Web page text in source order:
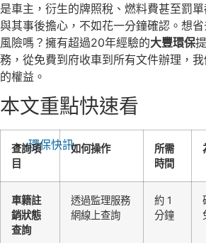
環保快訊
是車主，衍生的牌照稅、燃料費甚至罰
與其事後擔心，不如花一分鐘確認。想
風險嗎？擁有超過20年經驗的大豐環保
務，從免費到府收車到所有文件辦理，
的權益。
本文重點快速看
查詢項
目
如何操作
所需
時間
車籍註
銷狀態
查詢
透過監理服務
網線上查詢
約 1
分鐘